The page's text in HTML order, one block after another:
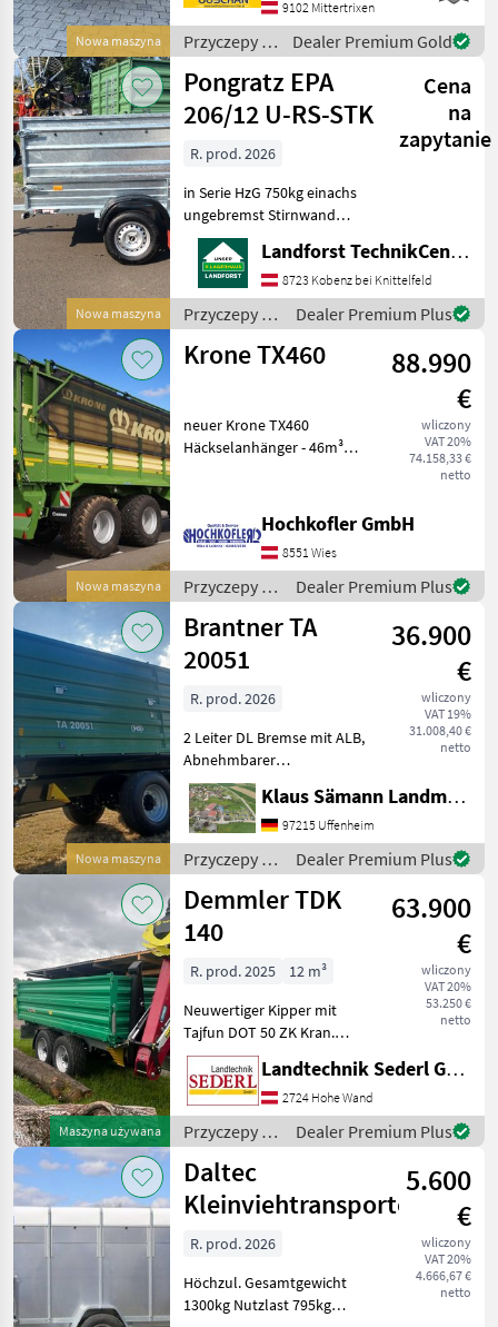
Nowa maszyna
3850x1820mm -
Pendelaufsatzwand -
Grundbordwand 500mm
mit Hebefede
9102 Mittertrixen
Przyczepy /
Pühringer
Dealer Premium Gold
Nowa maszyna
Pongratz EPA
206/12 U-RS-STK
Cena
na
zapytanie
R. prod. 2026
in Serie HzG 750kg einachs
ungebremst Stirnwand
klappbar Aufsatzwände
600mm Flachplane grau
inkl. 2Stk.
Rohrabstellstützen Um
Ihnen unnötige Wartezeiten
oder Wegst
Landforst TechnikCenter Knittelfeld
8723 Kobenz bei Knittelfeld
Przyczepy /
Pongratz
Dealer Premium Plus
Nowa maszyna
Krone TX460
88.990
€
wliczony
VAT 20%
74.158,33 €
netto
neuer Krone TX460
Häckselanhänger - 46m³
Hinterachse -
Untenanhängung - K80-
Kugelkopfkupplung -
Hydraulische
Hochkofler GmbH
8551 Wies
Przyczepy /
Krone
Dealer Premium Plus
Nowa maszyna
Brantner TA
20051
36.900
€
wliczony
VAT 19%
31.008,40 €
netto
R. prod. 2026
2 Leiter DL Bremse mit ALB,
Abnehmbarer
Lampenschutz, autom.
Anhängekupplung, Öl und
Luft hinten, Planenaufbau
mit Rollplane,
Bedienplattform,
Bordwände mit Powerfle
Klaus Sämann Landmaschinen Fachbetrieb GmbH
97215 Uffenheim
Przyczepy /
Brantner
Dealer Premium Plus
Maszyna używana
Demmler TDK
140
63.900
€
wliczony
VAT 20%
53.250 €
netto
R. prod. 2025
12 m³
Neuwertiger Kipper mit
Tajfun DOT 50 ZK Kran.
Kran mit Euro-
Drehhebelsteuerung 4, 5 to.
Rotator und Holzgreifer GR
130 Pendelbremse Flap
Down Abstützung Kranse
Landtechnik Sederl GmbH
2724 Hohe Wand
Przyczepy /
Demmler
Dealer Premium Plus
Daltec
Kleinviehtransporter
5.600
€
wliczony
VAT 20%
4.666,67 €
netto
R. prod. 2026
Höchzul. Gesamtgewicht
1300kg Nutzlast 795kg